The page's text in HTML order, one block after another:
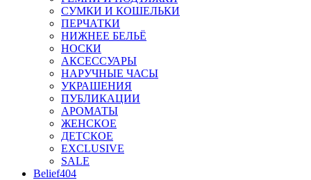
СУМКИ И КОШЕЛЬКИ
ПЕРЧАТКИ
НИЖНЕЕ БЕЛЬЁ
НОСКИ
АКСЕССУАРЫ
НАРУЧНЫЕ ЧАСЫ
УКРАШЕНИЯ
ПУБЛИКАЦИИ
АРОМАТЫ
ЖЕНСКОЕ
ДЕТСКОЕ
EXCLUSIVE
SALE
Belief404